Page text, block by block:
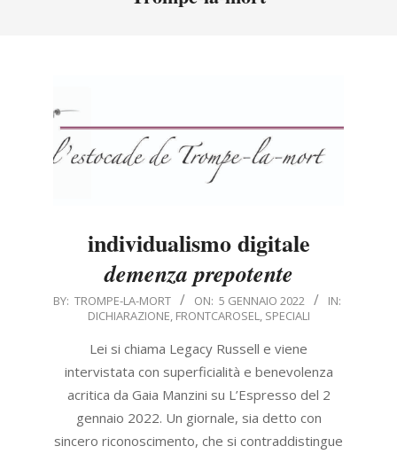
individualismo digitale
demenza prepotente
2022-
BY: TROMPE-LA-MORT ON: 5 GENNAIO 2022
IN:
DICHIARAZIONE, FRONTCAROSEL, SPECIALI
Lei si chiama Legacy Russell e viene
intervistata con superficialità e benevolenza
acritica da Gaia Manzini su L’Espresso del 2
gennaio 2022. Un giornale, sia detto con
sincero riconoscimento, che si contraddistingue